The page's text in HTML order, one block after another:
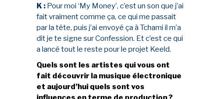
K : Pour moi ‘My Money’, c’est un son que j’ai
fait vraiment comme ça, ce qui me passait
par la tête, puis j’ai envoyé ça à Tchami il m’a
dit je te signe sur Confession. Et c’est ce qui
a lancé tout le reste pour le projet Keeld.
Quels sont les artistes qui vous ont
fait découvrir la musique électronique
et aujourd’hui quels sont vos